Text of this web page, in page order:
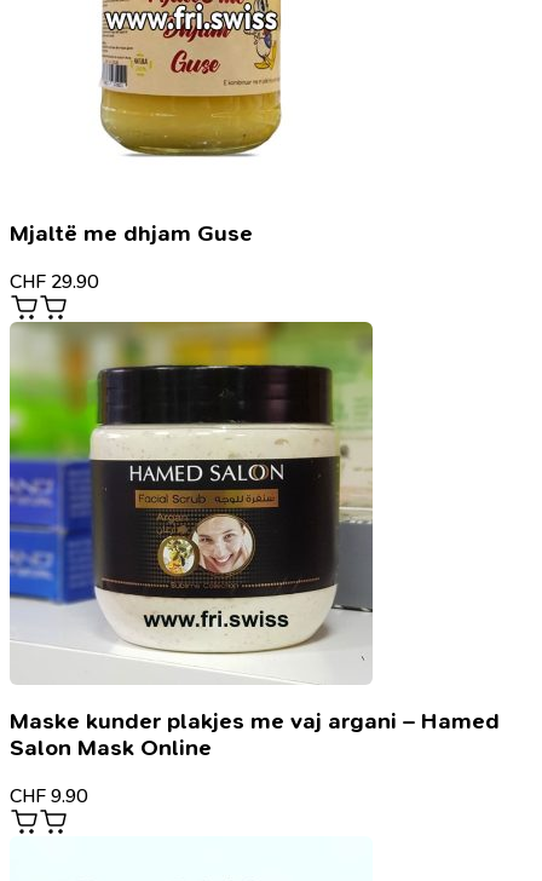
Mjaltë me dhjam Guse
CHF 29.90
Maske kunder plakjes me vaj argani – Hamed
Salon Mask Online
CHF 9.90